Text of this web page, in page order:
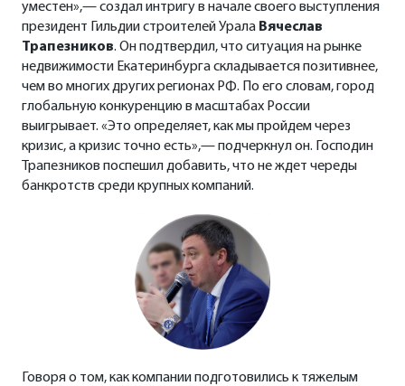
уместен»,— создал интригу в начале своего выступления
президент Гильдии строителей Урала Вячеслав
Трапезников. Он подтвердил, что ситуация на рынке
недвижимости Екатеринбурга складывается позитивнее,
чем во многих других регионах РФ. По его словам, город
глобальную конкуренцию в масштабах России
выигрывает. «Это определяет, как мы пройдем через
кризис, а кризис точно есть»,— подчеркнул он. Господин
Трапезников поспешил добавить, что не ждет череды
банкротств среди крупных компаний.
Говоря о том, как компании подготовились к тяжелым